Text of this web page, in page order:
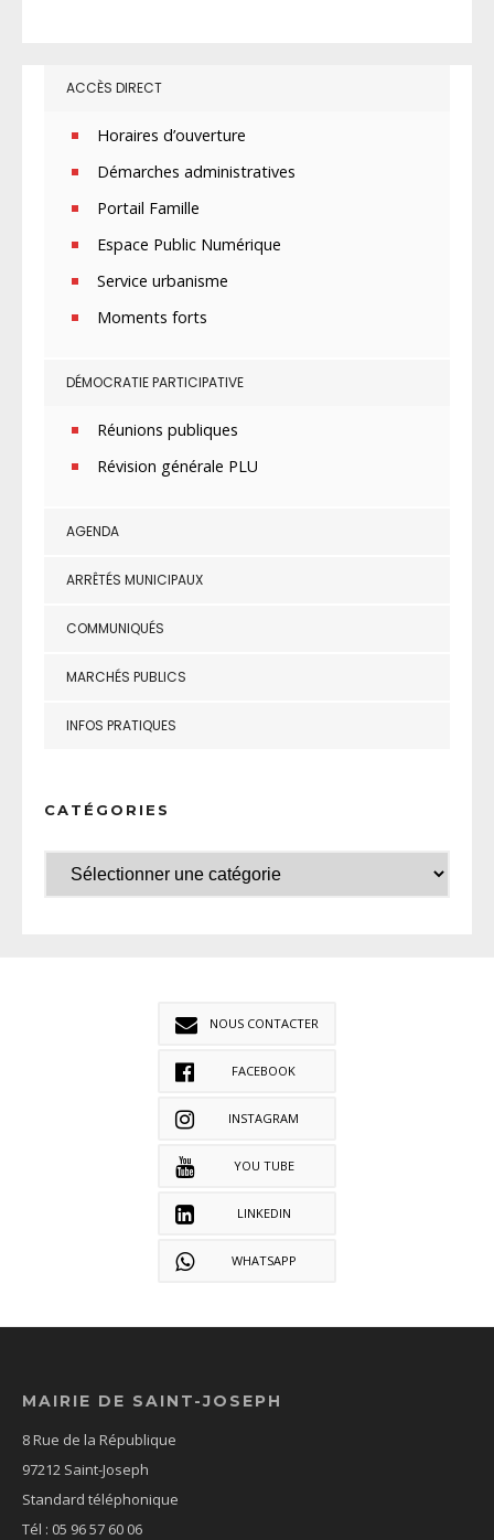
ACCÈS DIRECT
Horaires d’ouverture
Démarches administratives
Portail Famille
Espace Public Numérique
Service urbanisme
Moments forts
DÉMOCRATIE PARTICIPATIVE
Réunions publiques
Révision générale PLU
AGENDA
ARRÊTÉS MUNICIPAUX
COMMUNIQUÉS
MARCHÉS PUBLICS
INFOS PRATIQUES
CATÉGORIES
NOUS CONTACTER
FACEBOOK
INSTAGRAM
YOU TUBE
LINKEDIN
WHATSAPP
MAIRIE DE SAINT-JOSEPH
8 Rue de la République
97212 Saint-Joseph
Standard téléphonique
Tél : 05 96 57 60 06